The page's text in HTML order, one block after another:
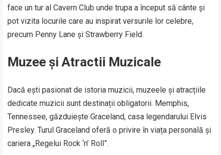
face un tur al Cavern Club unde trupa a început să cânte și
pot vizita locurile care au inspirat versurile lor celebre,
precum Penny Lane și Strawberry Field.
Muzee și Atractii Muzicale
Dacă ești pasionat de istoria muzicii, muzeele și atracțiile
dedicate muzicii sunt destinații obligatorii. Memphis,
Tennessee, găzduiește Graceland, casa legendarului Elvis
Presley. Turul Graceland oferă o privire în viața personală și
cariera „Regelui Rock ‘n’ Roll”.